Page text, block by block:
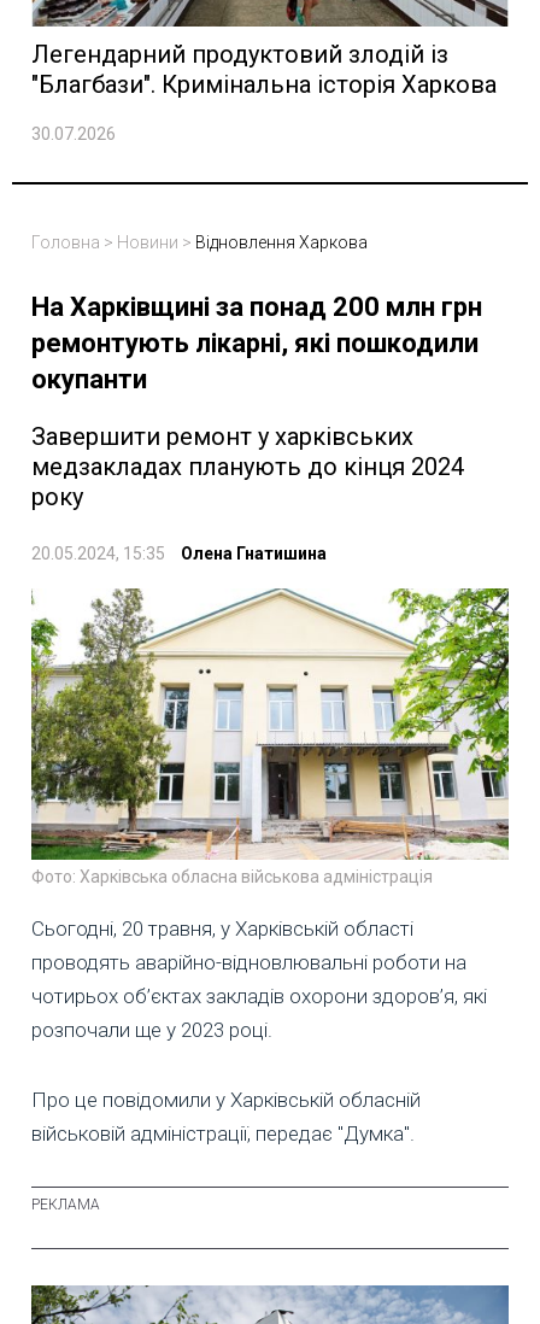
Легендарний продуктовий злодій із
"Благбази". Кримінальна історія Харкова
30.07.2026
Головна > Новини > Відновлення Харкова
На Харківщині за понад 200 млн грн
ремонтують лікарні, які пошкодили
окупанти
Завершити ремонт у харківських
медзакладах планують до кінця 2024
року
20.05.2024, 15:35 Олена Гнатишина
Фото: Харківська обласна військова адміністрація
Сьогодні, 20 травня, у Харківській області
проводять аварійно-відновлювальні роботи на
чотирьох об’єктах закладів охорони здоров’я, які
розпочали ще у 2023 році.
Про це повідомили у Харківській обласній
військовій адміністрації, передає "Думка".